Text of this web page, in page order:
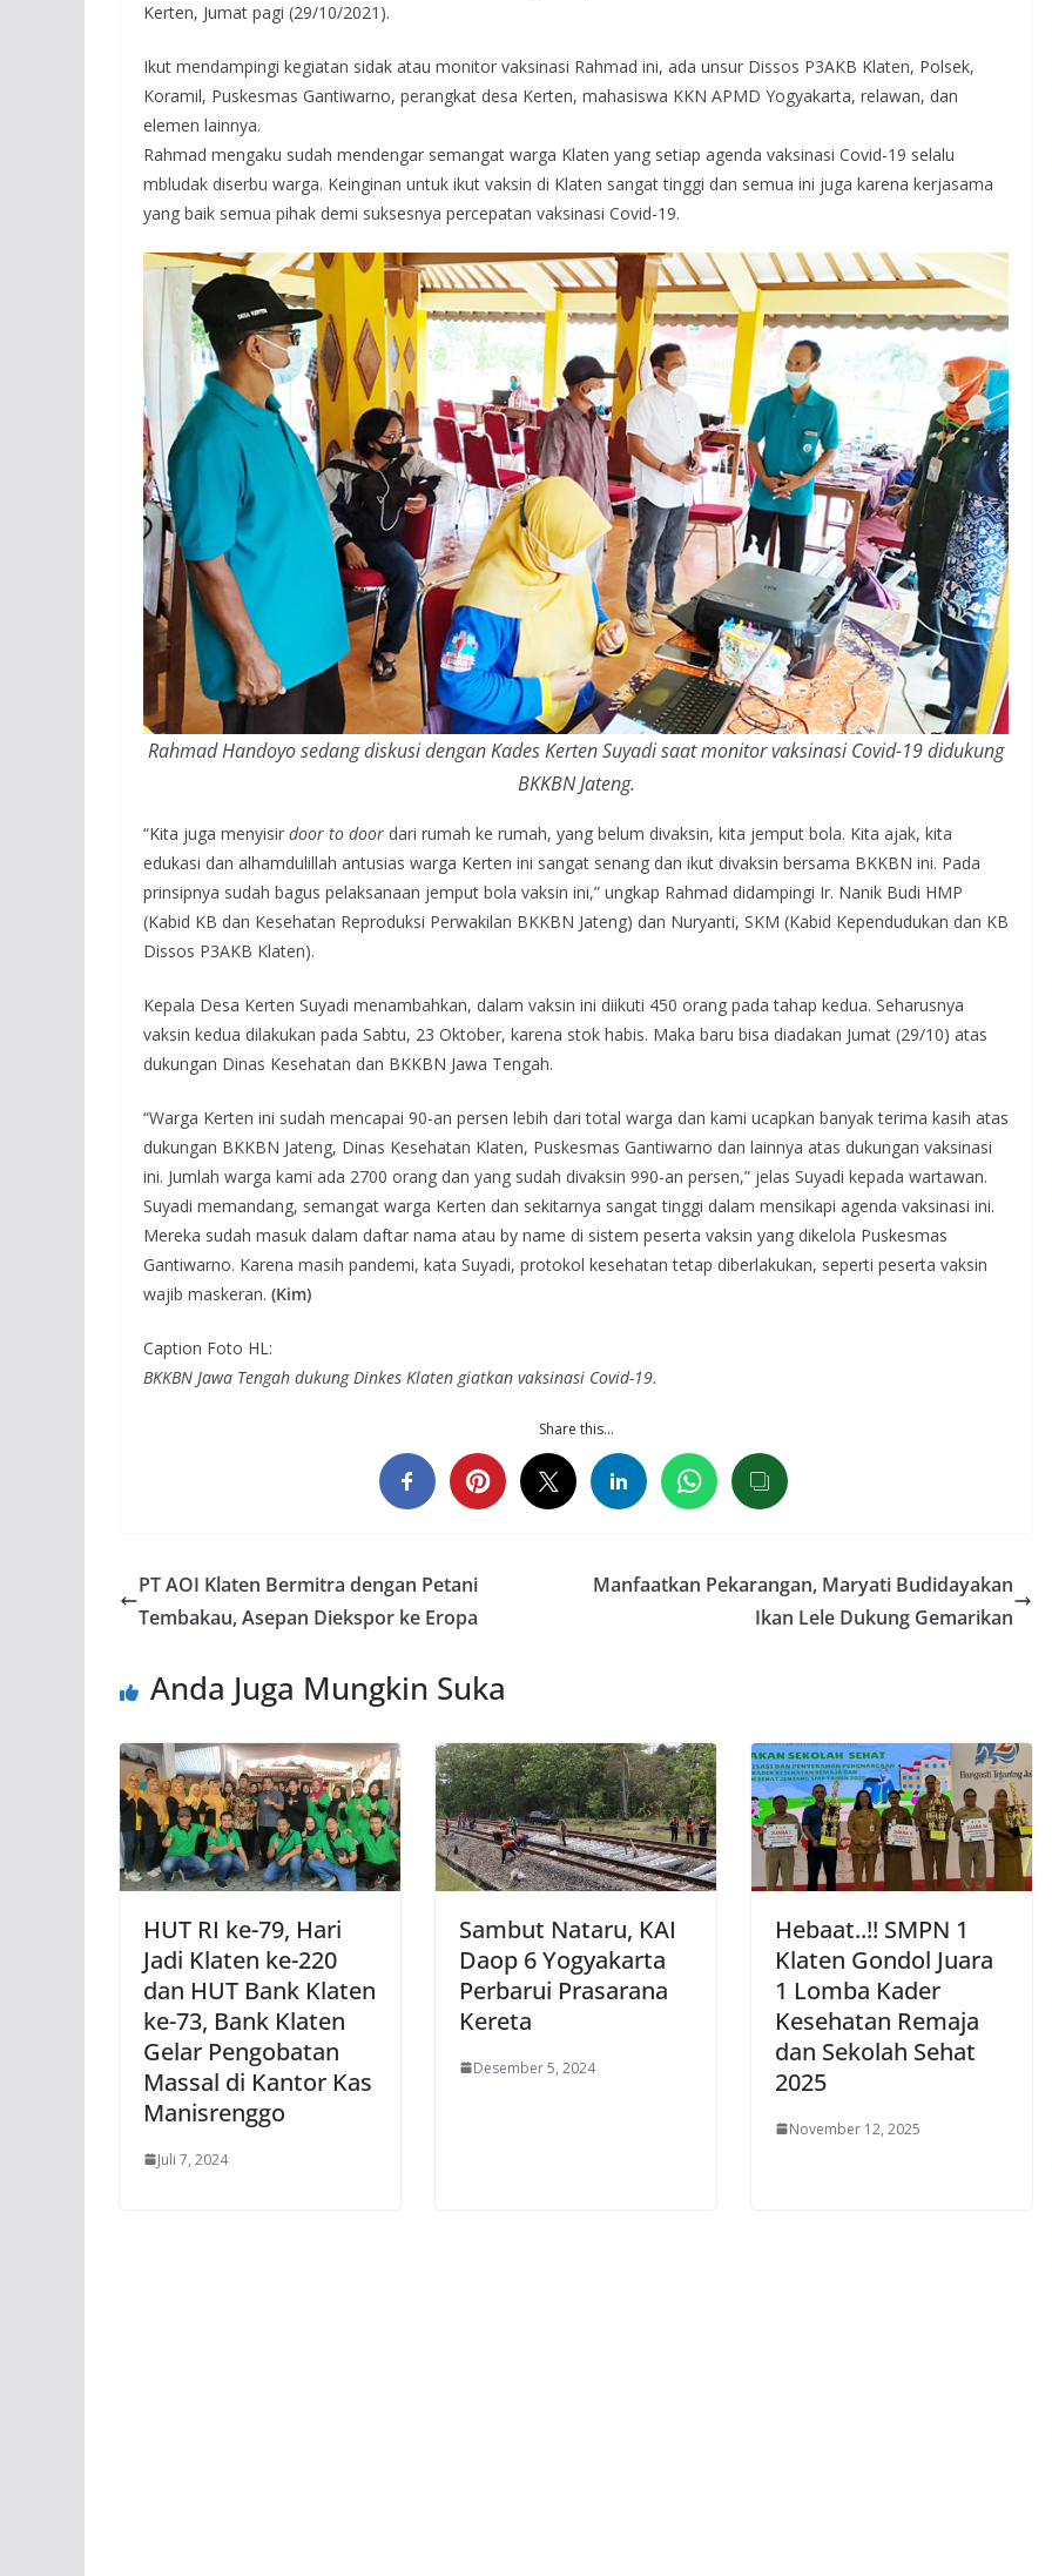
Kerten, Jumat pagi (29/10/2021).
Ikut mendampingi kegiatan sidak atau monitor vaksinasi Rahmad ini, ada unsur Dissos P3AKB Klaten, Polsek,
Koramil, Puskesmas Gantiwarno, perangkat desa Kerten, mahasiswa KKN APMD Yogyakarta, relawan, dan
elemen lainnya.
Rahmad mengaku sudah mendengar semangat warga Klaten yang setiap agenda vaksinasi Covid-19 selalu
mbludak diserbu warga. Keinginan untuk ikut vaksin di Klaten sangat tinggi dan semua ini juga karena kerjasama
yang baik semua pihak demi suksesnya percepatan vaksinasi Covid-19.
Rahmad Handoyo sedang diskusi dengan Kades Kerten Suyadi saat monitor vaksinasi Covid-19 didukung
BKKBN Jateng.
“Kita juga menyisir door to door dari rumah ke rumah, yang belum divaksin, kita jemput bola. Kita ajak, kita
edukasi dan alhamdulillah antusias warga Kerten ini sangat senang dan ikut divaksin bersama BKKBN ini. Pada
prinsipnya sudah bagus pelaksanaan jemput bola vaksin ini,” ungkap Rahmad didampingi Ir. Nanik Budi HMP
(Kabid KB dan Kesehatan Reproduksi Perwakilan BKKBN Jateng) dan Nuryanti, SKM (Kabid Kependudukan dan KB
Dissos P3AKB Klaten).
Kepala Desa Kerten Suyadi menambahkan, dalam vaksin ini diikuti 450 orang pada tahap kedua. Seharusnya
vaksin kedua dilakukan pada Sabtu, 23 Oktober, karena stok habis. Maka baru bisa diadakan Jumat (29/10) atas
dukungan Dinas Kesehatan dan BKKBN Jawa Tengah.
“Warga Kerten ini sudah mencapai 90-an persen lebih dari total warga dan kami ucapkan banyak terima kasih atas
dukungan BKKBN Jateng, Dinas Kesehatan Klaten, Puskesmas Gantiwarno dan lainnya atas dukungan vaksinasi
ini. Jumlah warga kami ada 2700 orang dan yang sudah divaksin 990-an persen,” jelas Suyadi kepada wartawan.
Suyadi memandang, semangat warga Kerten dan sekitarnya sangat tinggi dalam mensikapi agenda vaksinasi ini.
Mereka sudah masuk dalam daftar nama atau by name di sistem peserta vaksin yang dikelola Puskesmas
Gantiwarno. Karena masih pandemi, kata Suyadi, protokol kesehatan tetap diberlakukan, seperti peserta vaksin
wajib maskeran. (Kim)
Caption Foto HL:
BKKBN Jawa Tengah dukung Dinkes Klaten giatkan vaksinasi Covid-19.
Share this…
PT AOI Klaten Bermitra dengan Petani
Tembakau, Asepan Diekspor ke Eropa
Manfaatkan Pekarangan, Maryati Budidayakan
Ikan Lele Dukung Gemarikan
Anda Juga Mungkin Suka
HUT RI ke-79, Hari
Jadi Klaten ke-220
dan HUT Bank Klaten
ke-73, Bank Klaten
Gelar Pengobatan
Massal di Kantor Kas
Manisrenggo
Juli 7, 2024
Sambut Nataru, KAI
Daop 6 Yogyakarta
Perbarui Prasarana
Kereta
Desember 5, 2024
Hebaat..!! SMPN 1
Klaten Gondol Juara
1 Lomba Kader
Kesehatan Remaja
dan Sekolah Sehat
2025
November 12, 2025